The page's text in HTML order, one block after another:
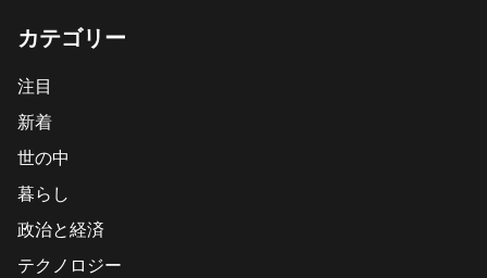
カテゴリー
注目
新着
世の中
暮らし
政治と経済
テクノロジー